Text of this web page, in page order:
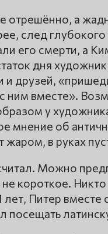
отрешённо, а
след
его смерти, а
дня
и друзей,
ним вместе».
у
мнение об
жаром, в руках
Можно
короткое. Никто
лет, Питер вместе
посещать